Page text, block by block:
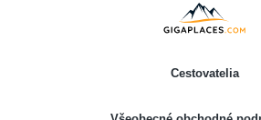
Cestovatelia